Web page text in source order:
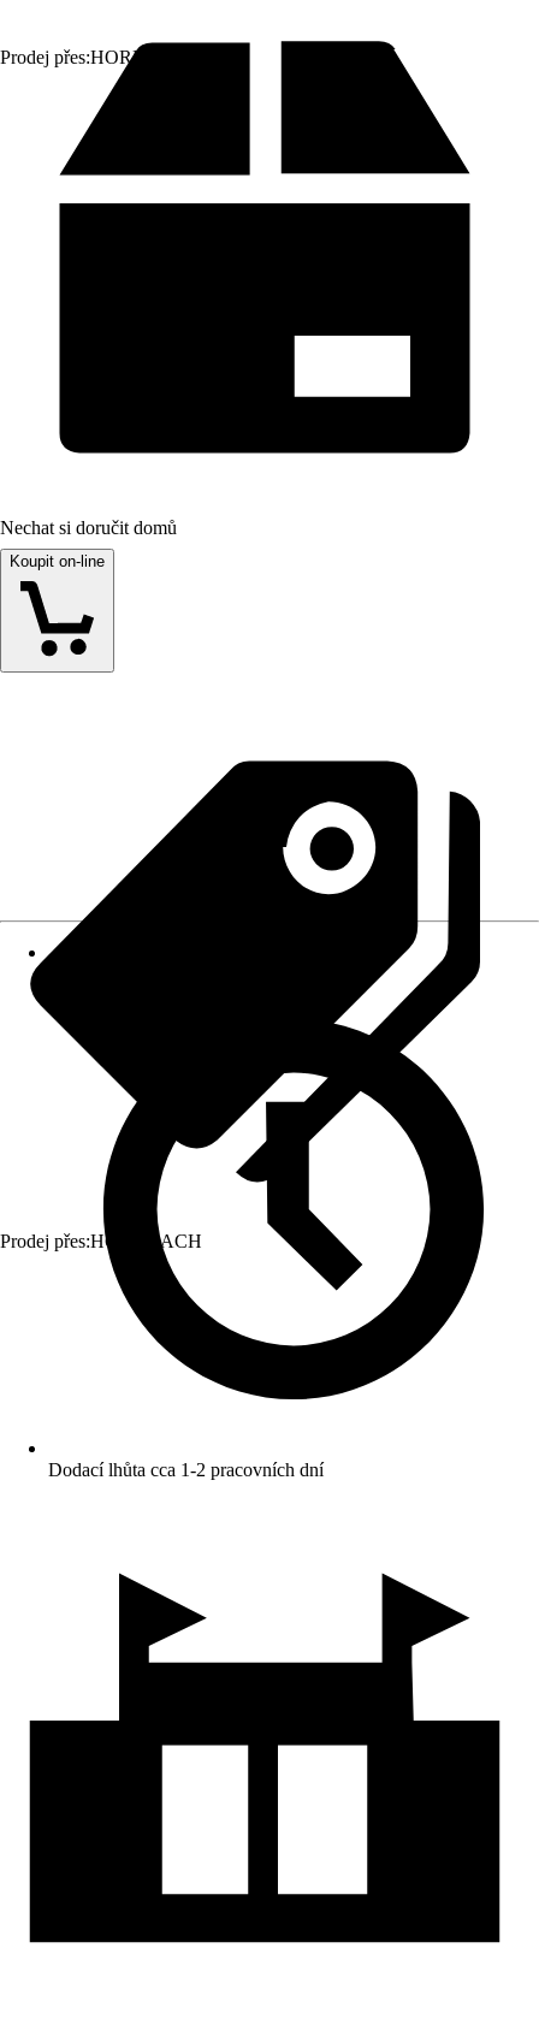
Prodej přes:HORNBACH
Nechat si doručit domů
Koupit on-line
Prodej přes:HORNBACH
Dodací lhůta cca 1-2 pracovních dní